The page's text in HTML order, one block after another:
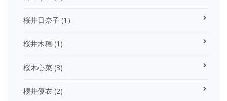
桜井日奈子 (1)
桜井木穂(1)
桜木心菜(3)
櫻井優衣 (2)